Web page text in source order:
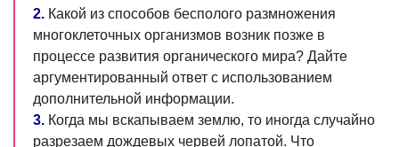
2. Какой из способов бесполого размножения
многоклеточных организмов возник позже в
процессе развития органического мира? Дайте
аргументированный ответ с использованием
дополнительной информации.
3. Когда мы вскапываем землю, то иногда случайно
разрезаем дождевых червей лопатой. Что